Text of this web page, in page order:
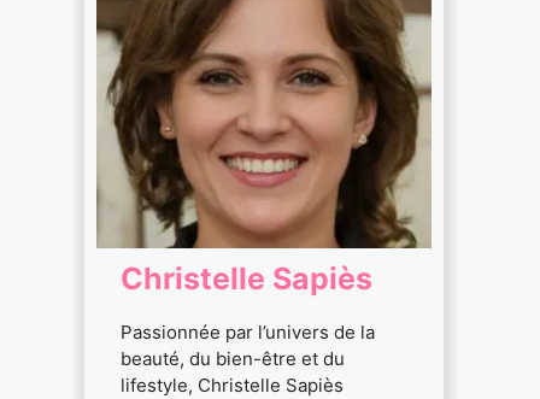
Christelle Sapiès
Passionnée par l’univers de la
beauté, du bien-être et du
lifestyle, Christelle Sapiès